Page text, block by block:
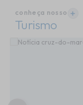
Turismo
conheça nosso